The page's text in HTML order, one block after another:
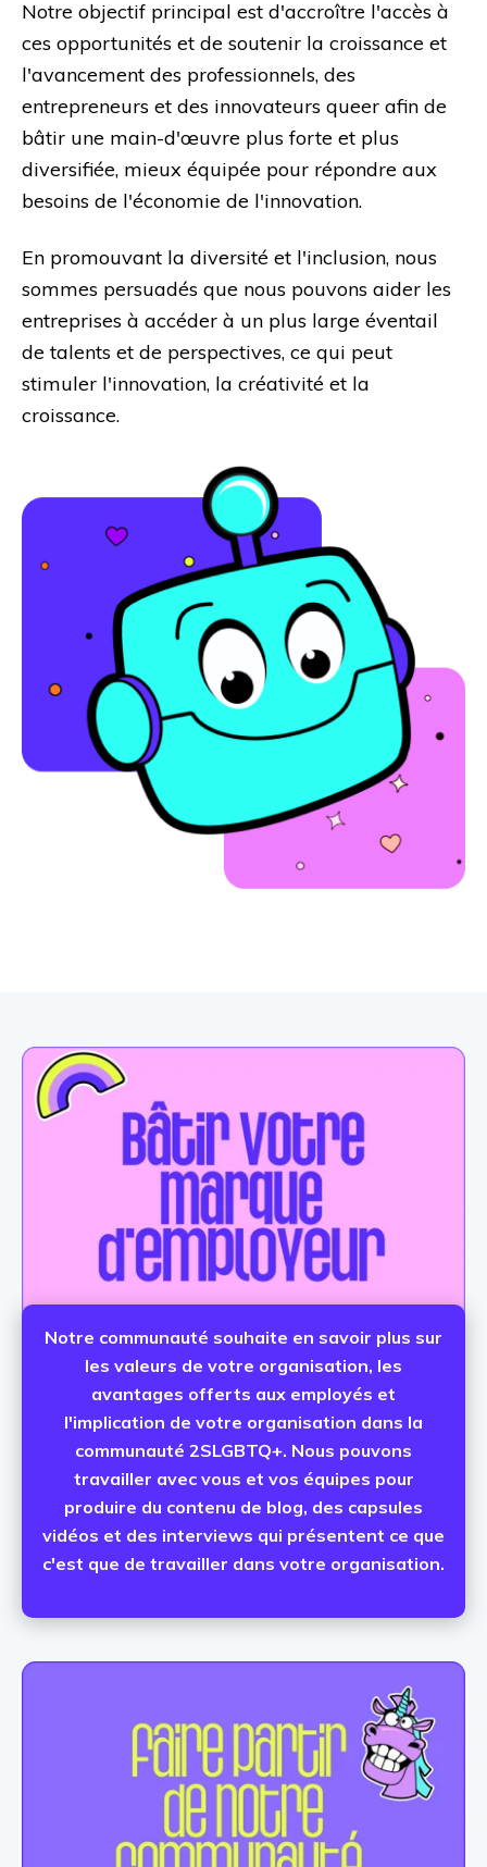
Notre objectif principal est d'accroître l'accès à
ces opportunités et de soutenir la croissance et
l'avancement des professionnels, des
entrepreneurs et des innovateurs queer afin de
bâtir une main-d'œuvre plus forte et plus
diversifiée, mieux équipée pour répondre aux
besoins de l'économie de l'innovation.
En promouvant la diversité et l'inclusion, nous
sommes persuadés que nous pouvons aider les
entreprises à accéder à un plus large éventail
de talents et de perspectives, ce qui peut
stimuler l'innovation, la créativité et la
croissance.
Notre communauté souhaite en savoir plus sur
les valeurs de votre organisation, les
avantages offerts aux employés et
l'implication de votre organisation dans la
communauté 2SLGBTQ+. Nous pouvons
travailler avec vous et vos équipes pour
produire du contenu de blog, des capsules
vidéos et des interviews qui présentent ce que
c'est que de travailler dans votre organisation.